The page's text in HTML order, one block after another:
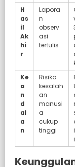
H
as
il
Ak
hi
r
Lapora
n
observ
asi
tertulis
Ke
a
n
d
al
a
n
Risiko
kesalah
an
manusi
a
cukup
tinggi
i